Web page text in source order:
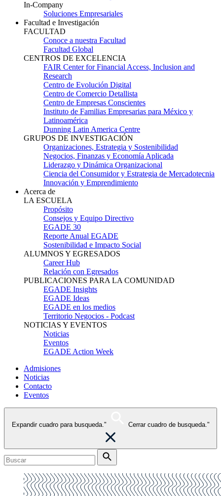
In-Company
Soluciones Empresariales
Facultad e Investigación
FACULTAD
Conoce a nuestra Facultad
Facultad Global
CENTROS DE EXCELENCIA
FAIR Center for Financial Access, Inclusion and
Research
Centro de Evolución Digital
Centro de Comercio Detallista
Centro de Empresas Conscientes
Instituto de Familias Empresarias para México y
Latinoamérica
Dunning Latin America Centre
GRUPOS DE INVESTIGACIÓN
Organizaciones, Estrategia y Sostenibilidad
Negocios, Finanzas y Economía Aplicada
Liderazgo y Dinámica Organizacional
Ciencia del Consumidor y Estrategia de Mercadotecnia
Innovación y Emprendimiento
Acerca de
LA ESCUELA
Propósito
Consejos y Equipo Directivo
EGADE 30
Reporte Anual EGADE
Sostenibilidad e Impacto Social
ALUMNOS Y EGRESADOS
Career Hub
Relación con Egresados
PUBLICACIONES PARA LA COMUNIDAD
EGADE Insights
EGADE Ideas
EGADE en los medios
Territorio Negocios - Podcast
NOTICIAS Y EVENTOS
Noticias
Eventos
EGADE Action Week
Admisiones
Noticias
Contacto
Eventos
Expandir cuadro para busqueda." Cerrar cuadro de busqueda."